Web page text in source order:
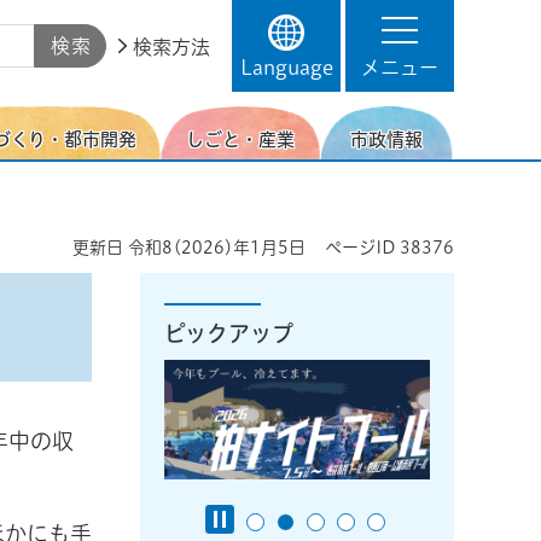
検索方法
Language
メニュー
くり・都市開発 しごと・産業 市政情報
更新日 令和8(2026)年1月5日 ページID 38376
中の収
にも手
ピックアップ